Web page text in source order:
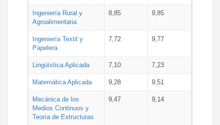
Ingeniería Rural y
Agroalimentaria
8,85 9,85
Ingeniería Textil y
Papelera
7,72 9,77
Lingüística Aplicada 7,10 7,23
Matemática Aplicada 9,28 9,51
Mecánica de los
Medios Continuos y
Teoría de Estructuras
9,47 9,14